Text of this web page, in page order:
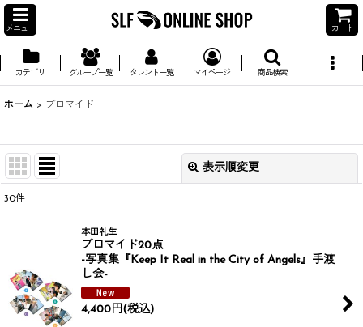
メニュー カート
カテゴリ グループ一覧 タレント一覧 マイページ 商品検索
ホーム > ブロマイド
表示順変更
絞り込む
30件
本田礼生
ブロマイド20点
-写真集『Keep It Real in the City of Angels』手渡
し会-
4,400 円(税込)